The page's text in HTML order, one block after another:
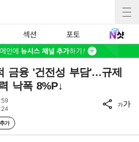
섹션 포토
금융 '건전성 부담'…규제
낙폭 8%P↓
가
가가